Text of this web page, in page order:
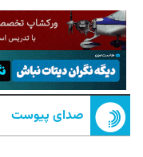
صدای پیوست